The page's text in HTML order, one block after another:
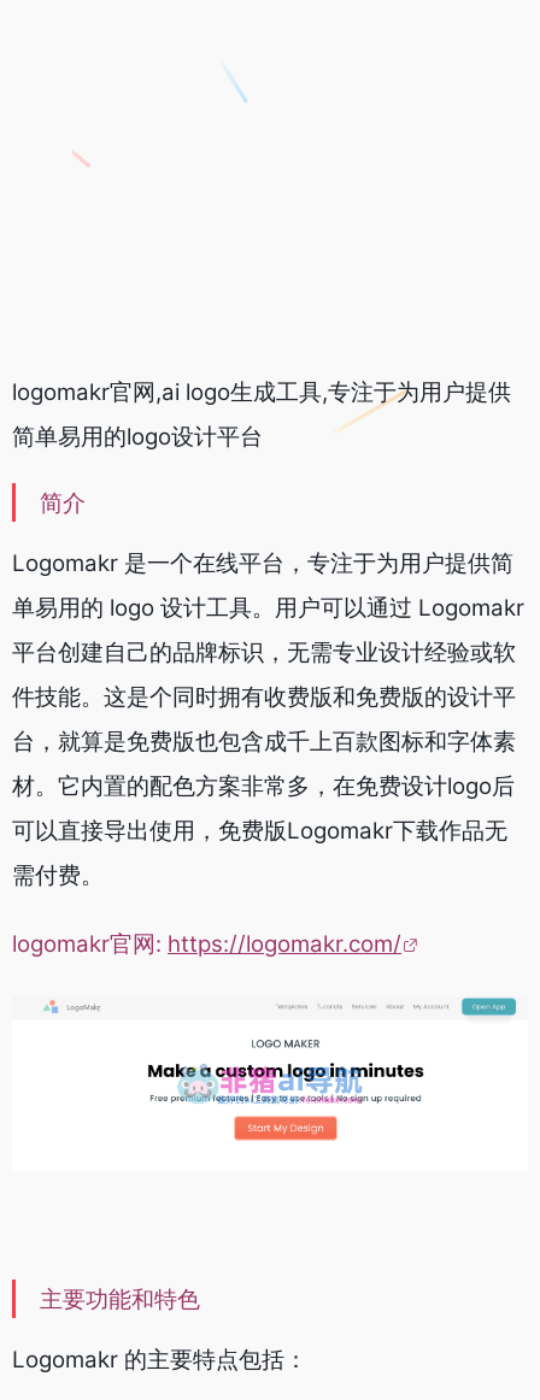
logomakr官网,ai logo生成工具,专注于为用户提供
简单易用的logo设计平台
简介
Logomakr 是一个在线平台，专注于为用户提供简
单易用的 logo 设计工具。用户可以通过 Logomakr
平台创建自己的品牌标识，无需专业设计经验或软
件技能。这是个同时拥有收费版和免费版的设计平
台，就算是免费版也包含成千上百款图标和字体素
材。它内置的配色方案非常多，在免费设计logo后
可以直接导出使用，免费版Logomakr下载作品无
需付费。
logomakr官网: https://logomakr.com/
主要功能和特色
Logomakr 的主要特点包括：